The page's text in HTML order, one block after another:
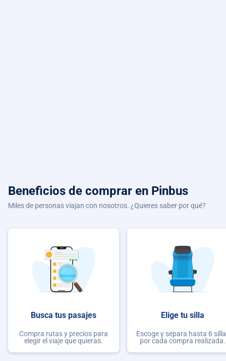
Beneficios de comprar en Pinbus
Miles de personas viajan con nosotros. ¿Quieres saber por qué?
Busca tus pasajes
Compra rutas y precios para
elegir el viaje que quieras.
Elige tu silla
Escoge y separa hasta 6
por cada compra realizada.